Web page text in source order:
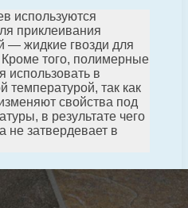
используются
приклеивания
— жидкие гвозди для
Кроме того, полимерные
использовать в
температурой, так как
свойства под
в результате чего
не затвердевает в